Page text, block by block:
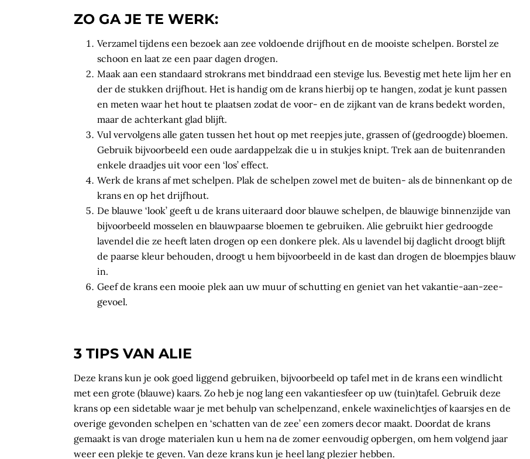
ZO GA JE TE WERK:
Verzamel tijdens een bezoek aan zee voldoende drijfhout en de mooiste schelpen. Borstel ze
schoon en laat ze een paar dagen drogen.
Maak aan een standaard strokrans met binddraad een stevige lus. Bevestig met hete lijm her en
der de stukken drijfhout. Het is handig om de krans hierbij op te hangen, zodat je kunt passen
en meten waar het hout te plaatsen zodat de voor- en de zijkant van de krans bedekt worden,
maar de achterkant glad blijft.
Vul vervolgens alle gaten tussen het hout op met reepjes jute, grassen of (gedroogde) bloemen.
Gebruik bijvoorbeeld een oude aardappelzak die u in stukjes knipt. Trek aan de buitenranden
enkele draadjes uit voor een ‘los’ effect.
Werk de krans af met schelpen. Plak de schelpen zowel met de buiten- als de binnenkant op de
krans en op het drijfhout.
De blauwe ‘look’ geeft u de krans uiteraard door blauwe schelpen, de blauwige binnenzijde van
bijvoorbeeld mosselen en blauwpaarse bloemen te gebruiken. Alie gebruikt hier gedroogde
lavendel die ze heeft laten drogen op een donkere plek. Als u lavendel bij daglicht droogt blijft
de paarse kleur behouden, droogt u hem bijvoorbeeld in de kast dan drogen de bloempjes blauw
in.
Geef de krans een mooie plek aan uw muur of schutting en geniet van het vakantie-aan-zee-
gevoel.
3 TIPS VAN ALIE
Deze krans kun je ook goed liggend gebruiken, bijvoorbeeld op tafel met in de krans een windlicht
met een grote (blauwe) kaars. Zo heb je nog lang een vakantiesfeer op uw (tuin)tafel. Gebruik deze
krans op een sidetable waar je met behulp van schelpenzand, enkele waxinelichtjes of kaarsjes en de
overige gevonden schelpen en ‘schatten van de zee’ een zomers decor maakt. Doordat de krans
gemaakt is van droge materialen kun u hem na de zomer eenvoudig opbergen, om hem volgend jaar
weer een plekje te geven. Van deze krans kun je heel lang plezier hebben.